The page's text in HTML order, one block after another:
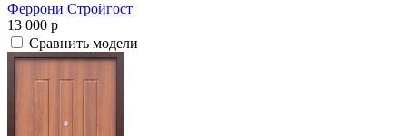
Феррони Стройгост
13 000 p
Сравнить модели